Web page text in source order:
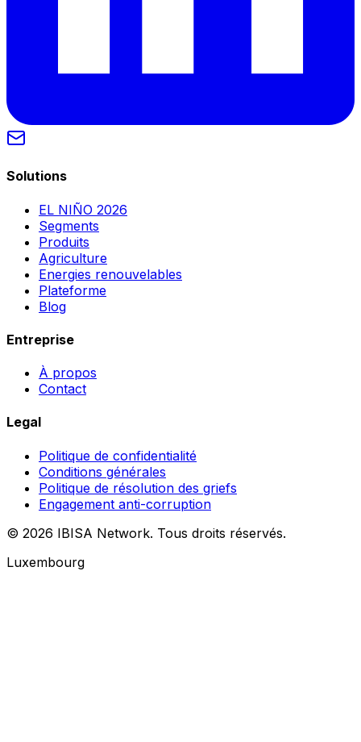
Solutions
EL NIÑO 2026
Segments
Produits
Agriculture
Energies renouvelables
Plateforme
Blog
Entreprise
À propos
Contact
Legal
Politique de confidentialité
Conditions générales
Politique de résolution des griefs
Engagement anti-corruption
© 2026 IBISA Network. Tous droits réservés.
Luxembourg